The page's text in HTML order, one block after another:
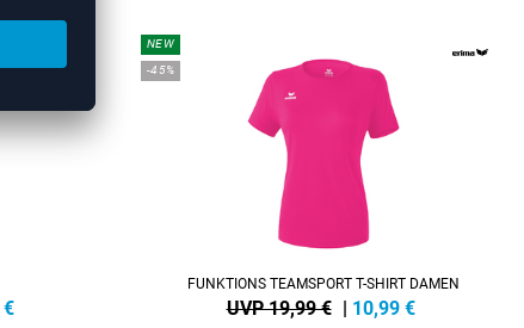
€
NEW
-45%
FUNKTIONS TEAMSPORT T-SHIRT DAMEN
UVP 19,99 € | 10,99 €